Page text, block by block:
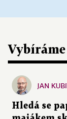
JAN
Hledá se